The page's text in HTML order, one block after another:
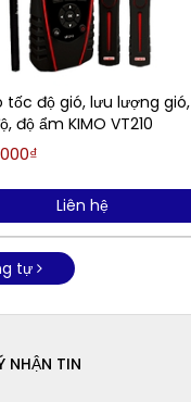
tốc độ gió, lưu lượng gió,
độ ẩm KIMO VT210
Liên hệ
tự
NHẬN TIN